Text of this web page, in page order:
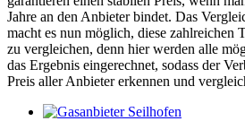
Jahre an den Anbieter bindet. Das
macht es nun möglich, diese zahlreichen
zu vergleichen, denn hier werden alle
das Ergebnis eingerechnet, sodass der
Preis aller Anbieter erkennen und